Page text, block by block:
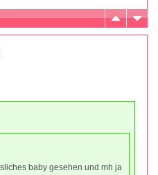
baby gesehen und mh ja